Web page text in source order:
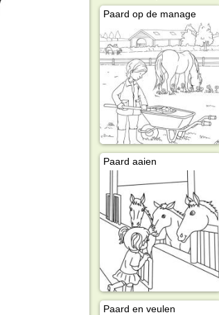
Paard op de manage
Paard aaien
Paard en veulen